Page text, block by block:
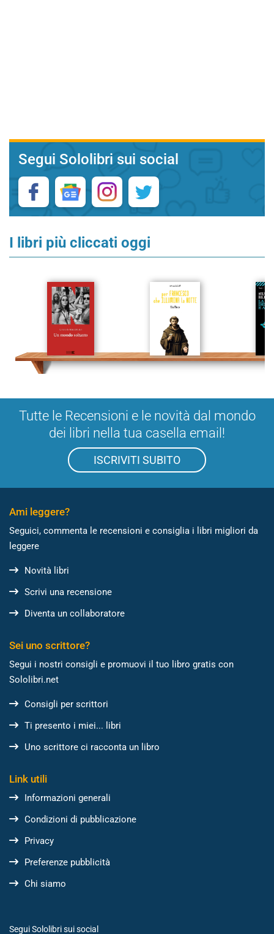
Segui Sololibri sui social
I libri più cliccati oggi
Tutte le Recensioni e le novità dal mondo
dei libri nella tua casella email!
ISCRIVITI SUBITO
Ami leggere?
Seguici, commenta le recensioni e consiglia i libri migliori da
leggere
Novità libri
Scrivi una recensione
Diventa un collaboratore
Sei uno scrittore?
Segui i nostri consigli e promuovi il tuo libro gratis con
Sololibri.net
Consigli per scrittori
Ti presento i miei... libri
Uno scrittore ci racconta un libro
Link utili
Informazioni generali
Condizioni di pubblicazione
Privacy
Preferenze pubblicità
Chi siamo
Segui Sololibri sui social